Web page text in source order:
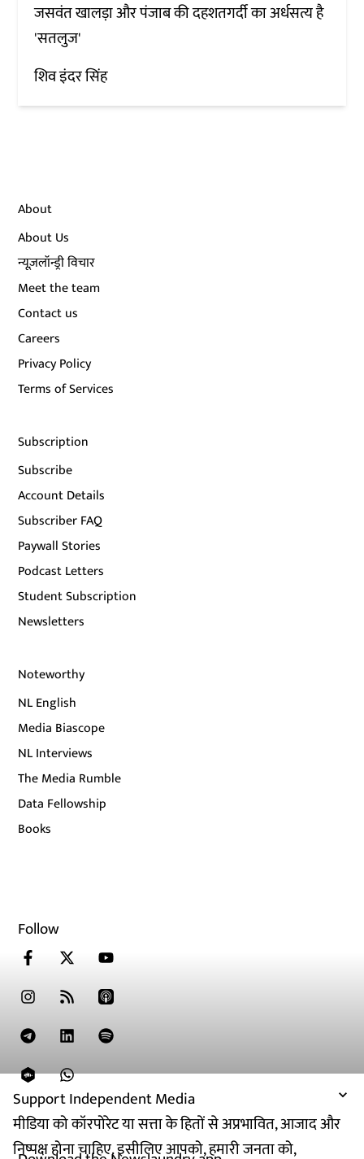
Support Independent Media
मीडिया को कॉरपोरेट या सत्ता के हितों से अप्रभावित, आजाद और
निष्पक्ष होना चाहिए. इसीलिए आपको, हमारी जनता को,
जसवंत खालड़ा और पंजाब की दहशतगर्दी का अर्धसत्य है
'सतलुज'
शिव इंदर सिंह
About
About Us
न्यूज़लॉन्ड्री विचार
Meet the team
Contact us
Careers
Privacy Policy
Terms of Services
Subscription
Subscribe
Account Details
Subscriber FAQ
Paywall Stories
Podcast Letters
Student Subscription
Newsletters
Noteworthy
NL English
Media Biascope
NL Interviews
The Media Rumble
Data Fellowship
Books
Follow